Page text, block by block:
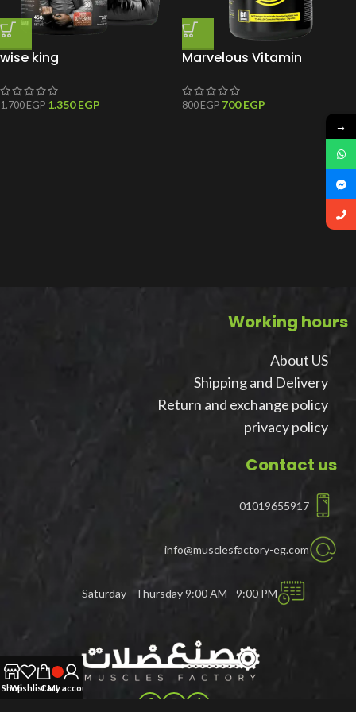
wise king
1.700EGP 1.350EGP
Marvelous Vitamin
800EGP 700EGP
Working hours
About US
Shipping and Delivery
Return and exchange policy
privacy policy
Contact us
01019655917
info@musclesfactory-eg.com
Saturday - Thursday 9:00 AM - 9:00 PM
ShopWishlistCart
My account
→